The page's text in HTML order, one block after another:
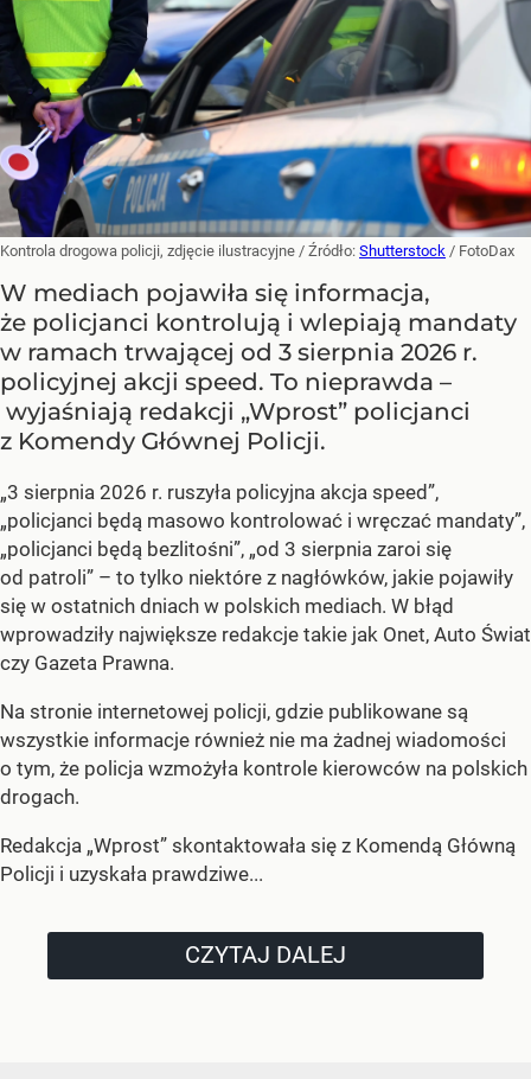
Kontrola drogowa policji, zdjęcie ilustracyjne / Źródło: Shutterstock / FotoDax
W mediach pojawiła się informacja,
że policjanci kontrolują i wlepiają mandaty
w ramach trwającej od 3 sierpnia 2026 r.
policyjnej akcji speed. To nieprawda –
wyjaśniają redakcji „Wprost” policjanci
z Komendy Głównej Policji.
„3 sierpnia 2026 r. ruszyła policyjna akcja speed”,
„policjanci będą masowo kontrolować i wręczać mandaty”,
„policjanci będą bezlitośni”, „od 3 sierpnia zaroi się
od patroli” – to tylko niektóre z nagłówków, jakie pojawiły
się w ostatnich dniach w polskich mediach. W błąd
wprowadziły największe redakcje takie jak Onet, Auto Świat
czy Gazeta Prawna.
Na stronie internetowej policji, gdzie publikowane są
wszystkie informacje również nie ma żadnej wiadomości
o tym, że policja wzmożyła kontrole kierowców na polskich
drogach.
Redakcja „Wprost” skontaktowała się z Komendą Główną
Policji i uzyskała prawdziwe...
CZYTAJ DALEJ